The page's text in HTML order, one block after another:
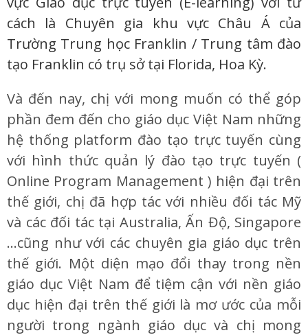
cách là Chuyên gia khu vực Châu Á của
Trường Trung học Franklin / Trung tâm đào
tạo Franklin có trụ sở tại Florida, Hoa Kỳ.
Và đến nay, chị với mong muốn có thể góp
phần đem đến cho giáo dục Việt Nam những
hệ thống platform đào tạo trực tuyến cùng
với hình thức quản lý đào tạo trực tuyến (
Online Program Management ) hiện đại trên
thế giới, chị đã hợp tác với nhiều đối tác Mỹ
và các đối tác tại Australia, Ấn Độ, Singapore
…cũng như với các chuyên gia giáo dục trên
thế giới. Một diện mạo đổi thay trong nền
giáo dục Việt Nam để tiệm cận với nền giáo
dục hiện đại trên thế giới là mơ ước của mỗi
người trong ngành giáo dục và chị mong